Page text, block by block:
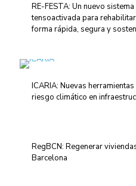
RE-FESTA: Un nuevo
tensoactivada para
forma rápida, segura y
ICARIA: Nuevas
riesgo climático en
RegBCN: Regenerar
Barcelona